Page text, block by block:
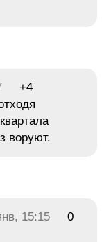
+4
воруют.
15:15 0